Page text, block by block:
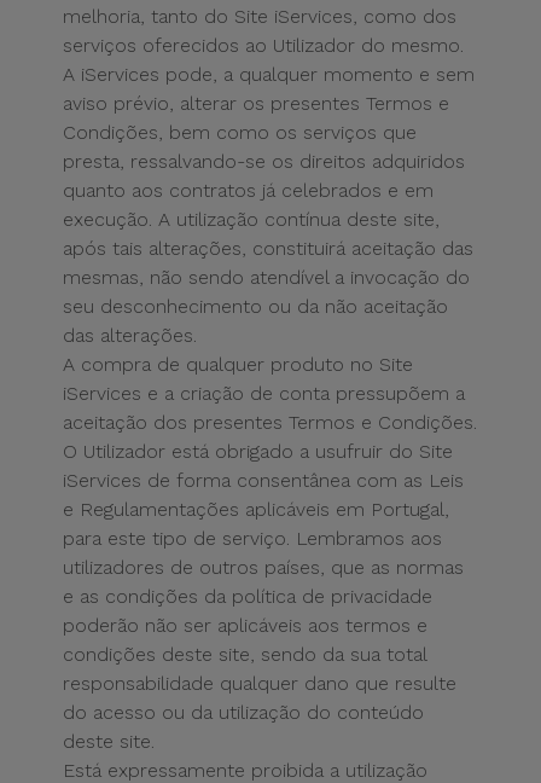
melhoria, tanto do Site iServices, como dos
serviços oferecidos ao Utilizador do mesmo.
A iServices pode, a qualquer momento e sem
aviso prévio, alterar os presentes Termos e
Condições, bem como os serviços que
presta, ressalvando-se os direitos adquiridos
quanto aos contratos já celebrados e em
execução. A utilização contínua deste site,
após tais alterações, constituirá aceitação das
mesmas, não sendo atendível a invocação do
seu desconhecimento ou da não aceitação
das alterações.
A compra de qualquer produto no Site
iServices e a criação de conta pressupõem a
aceitação dos presentes Termos e Condições.
O Utilizador está obrigado a usufruir do Site
iServices de forma consentânea com as Leis
e Regulamentações aplicáveis em Portugal,
para este tipo de serviço. Lembramos aos
utilizadores de outros países, que as normas
e as condições da política de privacidade
poderão não ser aplicáveis aos termos e
condições deste site, sendo da sua total
responsabilidade qualquer dano que resulte
do acesso ou da utilização do conteúdo
deste site.
Está expressamente proibida a utilização